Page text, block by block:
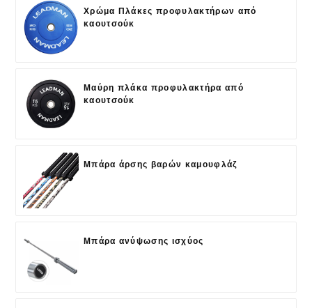
Χρώμα Πλάκες προφυλακτήρων από
καουτσούκ
Μαύρη πλάκα προφυλακτήρα από
καουτσούκ
Μπάρα άρσης βαρών καμουφλάζ
Μπάρα ανύψωσης ισχύος